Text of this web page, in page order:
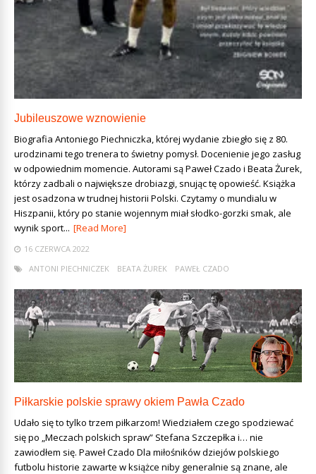
Jubileuszowe wznowienie
Biografia Antoniego Piechniczka, której wydanie zbiegło się z 80.
urodzinami tego trenera to świetny pomysł. Docenienie jego zasług
w odpowiednim momencie. Autorami są Paweł Czado i Beata Żurek,
którzy zadbali o największe drobiazgi, snując tę opowieść. Książka
jest osadzona w trudnej historii Polski. Czytamy o mundialu w
Hiszpanii, który po stanie wojennym miał słodko-gorzki smak, ale
wynik sport... [Read More]
16 CZERWCA 2022
ANTONI PIECHNICZEK
BEATA ŻUREK PAWEŁ CZADO
Piłkarskie polskie sprawy okiem Pawła Czado
Udało się to tylko trzem piłkarzom! Wiedziałem czego spodziewać
się po „Meczach polskich spraw” Stefana Szczepłka i… nie
zawiodłem się. Paweł Czado Dla miłośników dziejów polskiego
futbolu historie zawarte w książce niby generalnie są znane, ale